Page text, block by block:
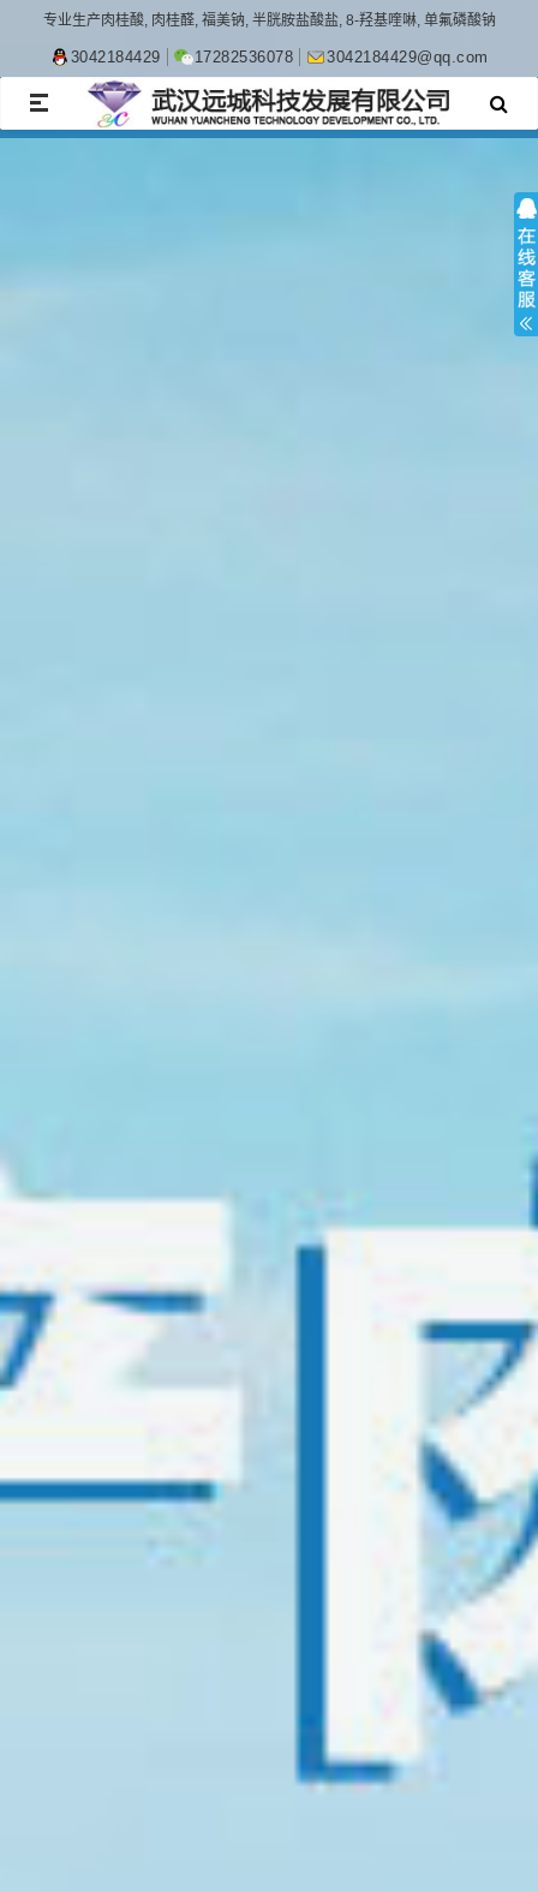
专业生产肉桂酸, 肉桂醛, 福美钠, 半胱胺盐酸盐, 8-羟基喹啉, 单氟磷酸钠
3042184429 17282536078 3042184429@qq.com
TOGGLE
NAVIGATION